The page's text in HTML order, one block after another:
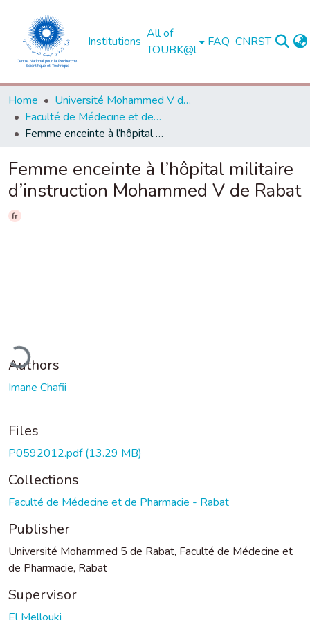
Institutions
All of
TOUBK@l
FAQ CNRST
Home
Université Mohammed V de Rabat
Faculté de Médecine et de Pharmacie - Rabat
Femme enceinte à l’hôpital militaire d’instruction Mohammed V de Rabat
Femme enceinte à l’hôpital militaire
d’instruction Mohammed V de Rabat
fr
Authors
Imane Chafii
Files
P0592012.pdf(13.29 MB)
Collections
Faculté de Médecine et de Pharmacie - Rabat
Publisher
Université Mohammed 5 de Rabat, Faculté de Médecine et
de Pharmacie, Rabat
Supervisor